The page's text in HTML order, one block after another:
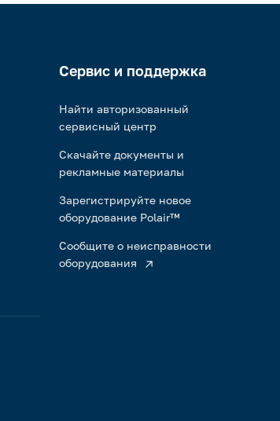
Сервис и поддержка
Найти авторизованный
сервисный центр
Скачайте документы и
рекламные материалы
Зарегистрируйте новое
оборудование Polair™
Сообщите о неисправности
оборудования